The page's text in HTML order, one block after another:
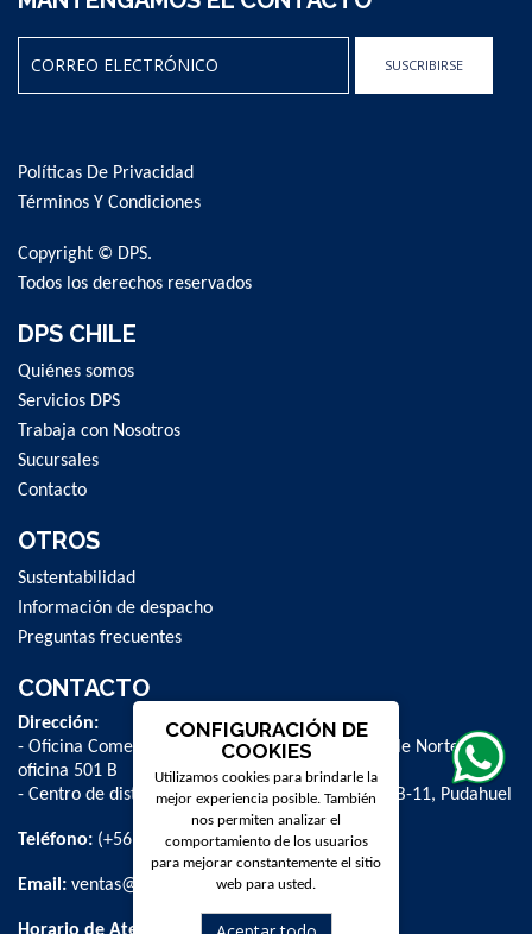
Our
Newsletter:
SUSCRIBIRSE
Políticas De Privacidad
Términos Y Condiciones
Copyright © DPS.
Todos los derechos reservados
DPS CHILE
Quiénes somos
Servicios DPS
Trabaja con Nosotros
Sucursales
Contacto
OTROS
Sustentabilidad
Información de despacho
Preguntas frecuentes
CONTACTO
Dirección:
- Oficina Comercial y administrativa: Avenida Valle Norte 841,
oficina 501 B
- Centro de distribución: La Farfana 500, bodega B-11, Pudahuel
Teléfono: (+56 2) 2 584 8900
Email: ventas@dpschile.cl
Horario de Atención:
CONFIGURACIÓN DE
COOKIES
Utilizamos cookies para brindarle la
mejor experiencia posible. También
nos permiten analizar el
comportamiento de los usuarios
para mejorar constantemente el sitio
web para usted.